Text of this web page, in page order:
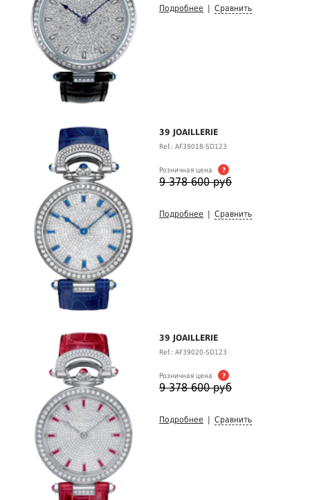
Подробнее Сравнить
39 JOAILLERIE
Ref.: AF39018-SD123
Розничная цена ?
9 378 600 руб
Подробнее Сравнить
39 JOAILLERIE
Ref.: AF39020-SD123
Розничная цена ?
9 378 600 руб
Подробнее Сравнить